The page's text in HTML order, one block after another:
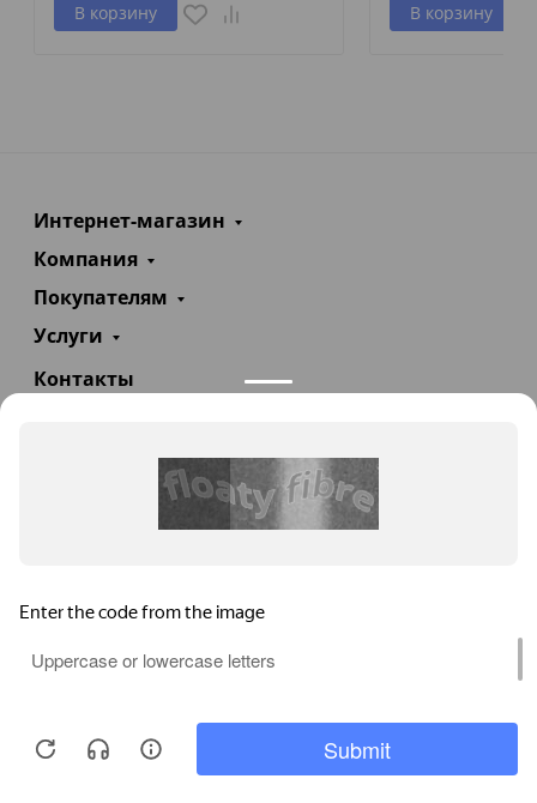
В корзину В корзину
Интернет-магазин
Компания
Покупателям
Услуги
Контакты
info@teploexpert.com
Пн—Сб 09:00 – 18:00
TeploExpert.com © 2008 - 2026 Оборудование для
систем отопления, водоснабжения, канализации